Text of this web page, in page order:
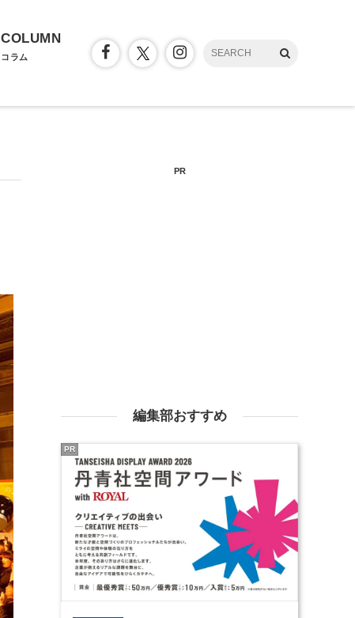
COLUMN
コラム
PR
編集部おすすめ
PR